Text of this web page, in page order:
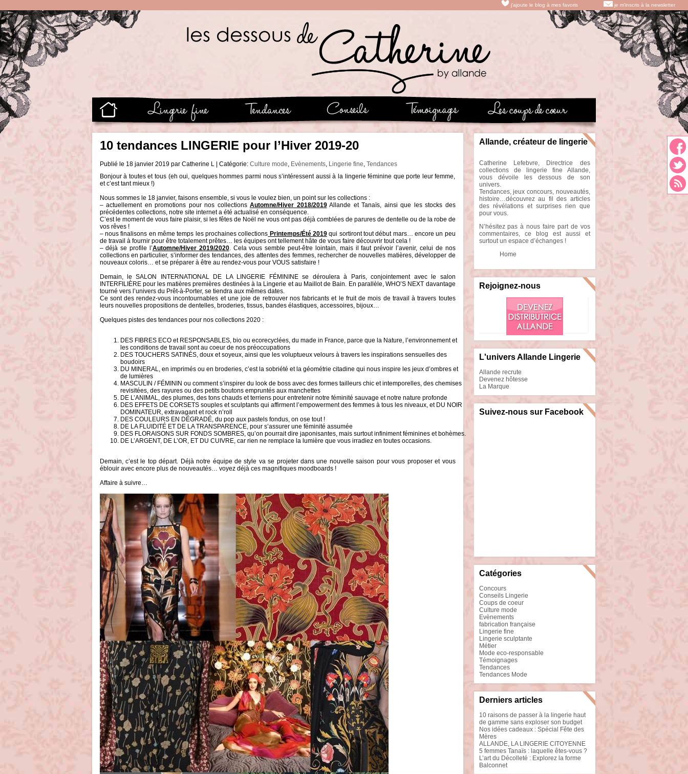
je m'inscris à la newsletter
j'ajoute le blog à mes favoris
10 tendances LINGERIE pour l’Hiver 2019-20
Publié le 18 janvier 2019 par Catherine L | Catégorie: Culture mode Evènements, Lingerie fine Tendances
Bonjour à toutes et tous (eh oui, quelques hommes parmi nous s’intéressent aussi à la lingerie féminine que porte leur femme,
et c’est tant mieux !)
Nous sommes le 18 janvier, faisons ensemble, si vous le voulez bien, un point sur les collections :
– actuellement en promotions pour nos collections Automne/Hiver 2018/2019Allande et Tanaïs, ainsi que les stocks des
précédentes collections, notre site internet a été actualisé en conséquence.
C’est le moment de vous faire plaisir, si les fêtes de Noël ne vous ont pas déjà comblées de parures de dentelle ou de la robe de
vos rêves !
– nous finalisons en même temps les prochaines collections Printemps/Été 2019qui sortiront tout début mars… encore un peu
de travail à fournir pour être totalement prêtes… les équipes ont tellement hâte de vous faire découvrir tout cela !
– déjà se profile l’Automne/Hiver 2019/2020. Cela vous semble peut-être lointain, mais il faut prévoir l’avenir, celui de nos
collections en particulier, s’informer des tendances, des attentes des femmes, rechercher de nouvelles matières, développer de
nouveaux coloris… et se préparer à être au rendez-vous pour VOUS satisfaire !
Demain, le SALON INTERNATIONAL DE LA LINGERIE FÉMININE se déroulera à Paris, conjointement avec le salon
INTERFILIÈRE pour les matières premières destinées à la Lingerie et au Maillot de Bain. En parallèle, WHO’S NEXT davantage
tourné vers l’univers du Prêt-à-Porter, se tiendra aux mêmes dates.
Ce sont des rendez-vous incontournables et une joie de retrouver nos fabricants et le fruit de mois de travail à travers toutes
leurs nouvelles propositions de dentelles, broderies, tissus, bandes élastiques, accessoires, bijoux…
Quelques pistes des tendances pour nos collections 2020 :
DES FIBRES ECO et RESPONSABLES, bio ou ecorecyclées, du made in France, parce que la Nature, l’environnement et
les conditions de travail sont au coeur de nos préoccupations
DES TOUCHERS SATINÉS, doux et soyeux, ainsi que les voluptueux velours à travers les inspirations sensuelles des
boudoirs
DU MINERAL, en imprimés ou en broderies, c’est la sobriété et la géométrie citadine qui nous inspire les jeux d’ombres et
de lumières
MASCULIN / FÉMININ ou comment s’inspirer du look de boss avec des formes tailleurs chic et intemporelles, des chemises
revisitées, des rayures ou des petits boutons empruntés aux manchettes
DE L’ANIMAL, des plumes, des tons chauds et terriens pour entretenir notre féminité sauvage et notre nature profonde
DES EFFETS DE CORSETS souples et sculptants qui affirment l’empowerment des femmes à tous les niveaux, et DU NOIR
DOMINATEUR, extravagant et rock n’roll
DES COULEURS EN DÉGRADÉ, du pop aux pastels fondus, on ose tout !
DE LA FLUIDITÉ ET DE LA TRANSPARENCE, pour s’assurer une féminité assumée
DES FLORAISONS SUR FONDS SOMBRES, qu’on pourrait dire japonisantes, mais surtout infiniment féminines et bohèmes.
DE L’ARGENT, DE L’OR, ET DU CUIVRE, car rien ne remplace la lumière que vous irradiez en toutes occasions.
Demain, c’est le top départ. Déjà notre équipe de style va se projeter dans une nouvelle saison pour vous proposer et vous
éblouir avec encore plus de nouveautés… voyez déjà ces magnifiques moodboards !
Affaire à suivre…
Allande, créateur de lingerie
Catherine Lefebvre, Directrice des
collections de lingerie fine Allande,
vous dévoile les dessous de son
univers.
Tendances, jeux concours, nouveautés,
histoire…découvrez au fil des articles
des révélations et surprises rien que
pour vous.
N’hésitez pas à nous faire part de vos
commentaires, ce blog est aussi et
surtout un espace d’échanges !
Home
Rejoignez-nous
L'univers Allande Lingerie
Allande recrute
Devenez hôtesse
La Marque
Suivez-nous sur Facebook
Catégories
Concours
Conseils Lingerie
Coups de coeur
Culture mode
Evènements
fabrication française
Lingerie fine
Lingerie sculptante
Métier
Mode eco-responsable
Témoignages
Tendances
Tendances Mode
Derniers articles
10 raisons de passer à la lingerie haut
de gamme sans exploser son budget
Nos idées cadeaux : Spécial Fête des
Mères
ALLANDE, LA LINGERIE CITOYENNE
5 femmes Tanaïs : laquelle êtes-vous ?
L’art du Décolleté : Explorez la forme
Balconnet